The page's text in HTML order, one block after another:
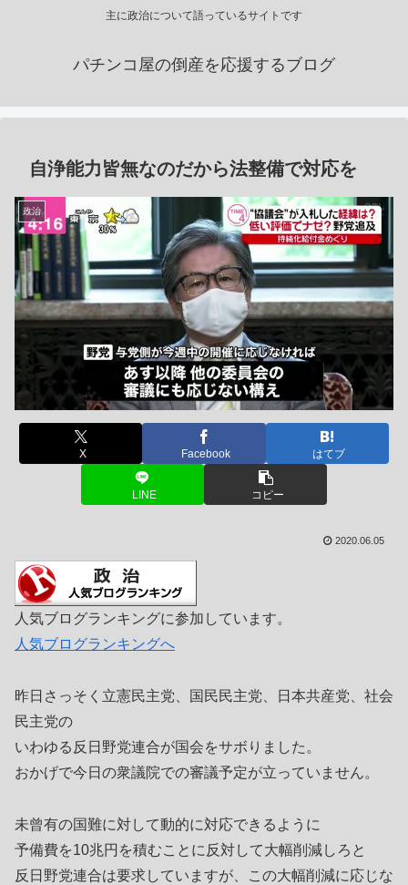
主に政治について語っているサイトです
パチンコ屋の倒産を応援するブログ
自浄能力皆無なのだから法整備で対応を
政治
X Facebook はてブ
LINE コピー
2020.06.05
人気ブログランキングに参加しています。
人気ブログランキングへ
昨日さっそく立憲民主党、国民民主党、日本共産党、社会
民主党の
いわゆる反日野党連合が国会をサボりました。
おかげで今日の衆議院での審議予定が立っていません。
未曾有の国難に対して動的に対応できるように
予備費を10兆円を積むことに反対して大幅削減しろと
反日野党連合は要求していますが、この大幅削減に応じな